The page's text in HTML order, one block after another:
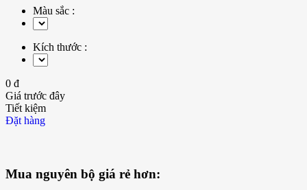
Màu sắc :
Kích thước :
0 đ
Giá trước đây
Tiết kiệm
Đặt hàng
Mua nguyên bộ giá rẻ hơn: